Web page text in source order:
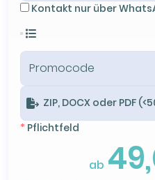
Kontakt nur über
ZIP, DOCX oder PDF
* Pflichtfeld
ab